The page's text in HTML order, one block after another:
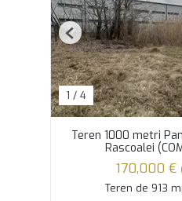
1 / 4
Previous
Teren 1000 metri
Rascoalei
170,000 €
Teren de 913